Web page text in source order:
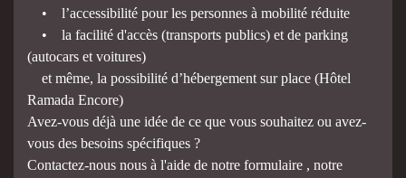
• l’accessibilité pour les personnes à mobilité réduite
• la facilité d'accès (transports publics) et de parking
(autocars et voitures)
et même, la possibilité d’hébergement sur place (Hôtel
Ramada Encore)
Avez-vous déjà une idée de ce que vous souhaitez ou avez-
vous des besoins spécifiques ?
Contactez-nous nous à l'aide de notre formulaire , notre